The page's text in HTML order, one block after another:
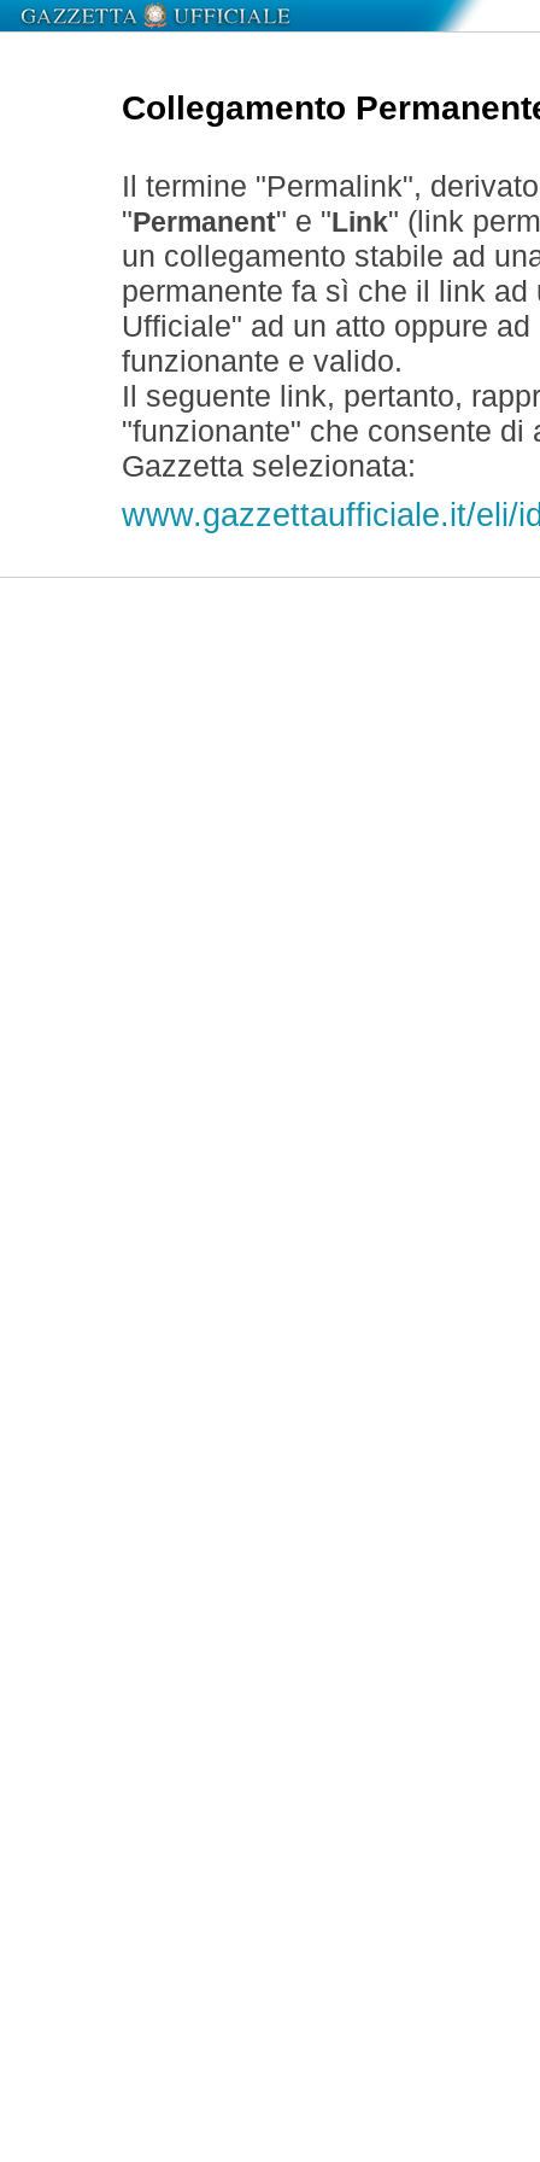
Collegamento
Il termine "Permalink",
" Permanent" e " Link" (link
un collegamento stabile ad
permanente fa sì che il link
Ufficiale" ad un atto oppure
funzionante e valido.
Il seguente link, pertanto,
"funzionante" che consente
Gazzetta selezionata:
www.gazzettaufficiale.it/eli/